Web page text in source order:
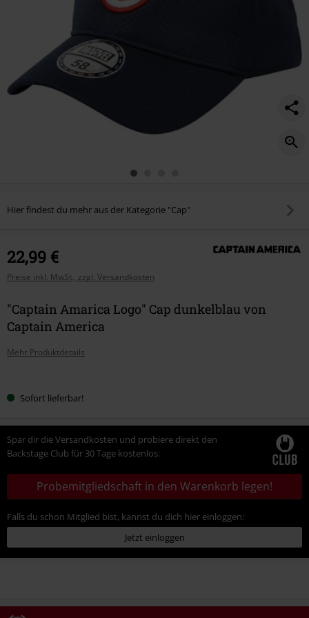
Hier findest du mehr aus der Kategorie "Cap"
22,99 €
Preise inkl. MwSt., zzgl. Versandkosten
"Captain Amarica Logo" Cap dunkelblau von
Captain America
Mehr Produktdetails
deineSofort lieferbar!
Spar dir die Versandkosten und probiere direkt den
Backstage Club für 30 Tage kostenlos:
Probemitgliedschaft in den Warenkorb legen!
Falls du schon Mitglied bist, kannst du dich hier einloggen:
Jetzt einloggen